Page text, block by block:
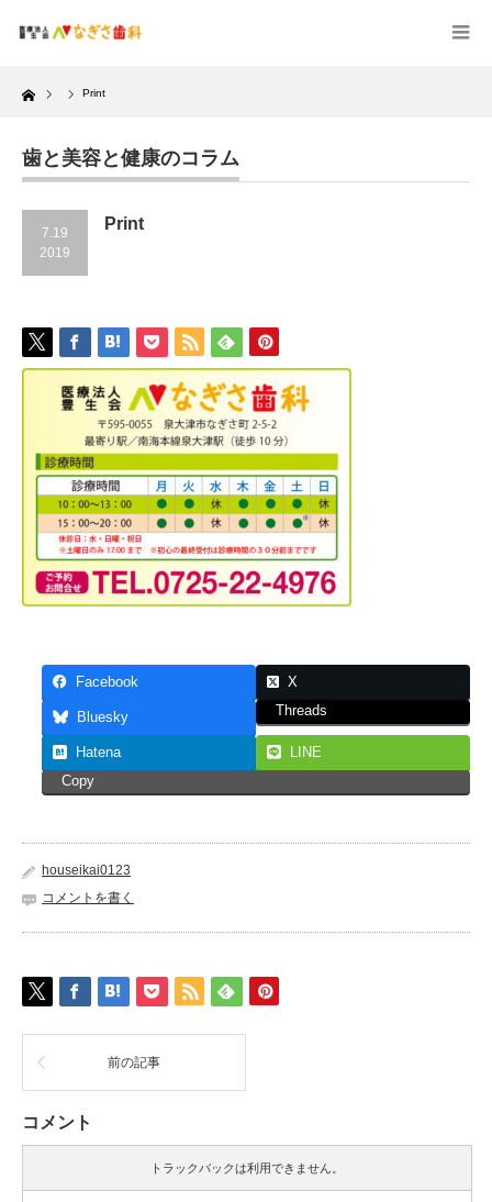
Home Print
歯と美容と健康のコラム
7.19
2019
Print
Facebook X
Bluesky Threads
Hatena
LINE
Copy
houseikai0123
コメントを書く
前の記事
コメント
トラックバックは利用できません。